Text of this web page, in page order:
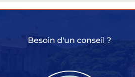
Besoin d'un conseil ?